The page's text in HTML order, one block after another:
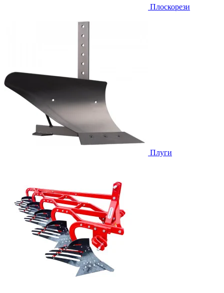
Плоскорези
Плуги